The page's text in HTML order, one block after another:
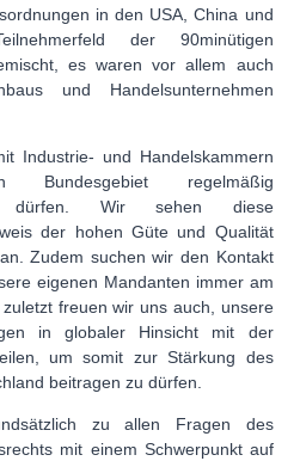
in den USA, China und
der 90minütigen
es waren vor allem auch
und Handelsunternehmen
Industrie- und Handelskammern
regelmäßig
dürfen. Wir sehen diese
der hohen Güte und Qualität
Zudem suchen wir den Kontakt
eigenen Mandanten immer am
freuen wir uns auch, unsere
in globaler Hinsicht mit der
um somit zur Stärkung des
beitragen zu dürfen.
zu allen Fragen des
mit einem Schwerpunkt auf